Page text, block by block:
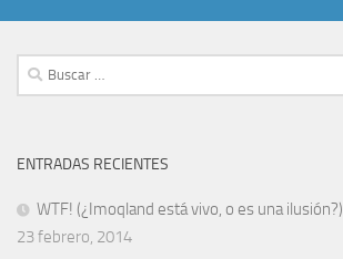
Buscar:
ENTRADAS RECIENTES
WTF! (¿Imoqland está vivo, o es una ilusión?)
23 febrero, 2014